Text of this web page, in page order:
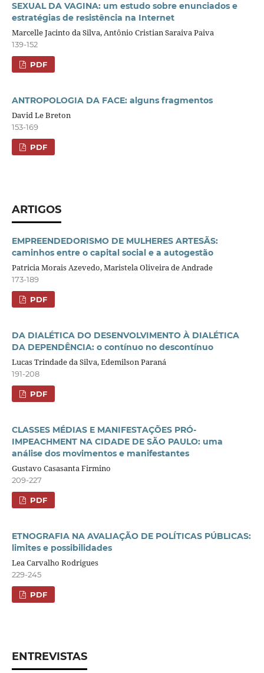
SEXUAL DA VAGINA: um estudo sobre enunciados e
estratégias de resistência na Internet
Marcelle Jacinto da Silva, Antônio Cristian Saraiva Paiva
139-152
PDF
ANTROPOLOGIA DA FACE: alguns fragmentos
David Le Breton
153-169
PDF
ARTIGOS
EMPREENDEDORISMO DE MULHERES ARTESÃS:
caminhos entre o capital social e a autogestão
Patricia Morais Azevedo, Maristela Oliveira de Andrade
173-189
PDF
DA DIALÉTICA DO DESENVOLVIMENTO À DIALÉTICA
DA DEPENDÊNCIA: o contínuo no descontínuo
Lucas Trindade da Silva, Edemilson Paraná
191-208
PDF
CLASSES MÉDIAS E MANIFESTAÇÕES PRÓ-
IMPEACHMENT NA CIDADE DE SÃO PAULO: uma
análise dos movimentos e manifestantes
Gustavo Casasanta Firmino
209-227
PDF
ETNOGRAFIA NA AVALIAÇÃO DE POLÍTICAS PÚBLICAS:
limites e possibilidades
Lea Carvalho Rodrigues
229-245
PDF
ENTREVISTAS